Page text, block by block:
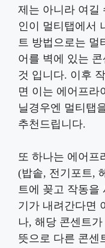
제는 아니라 여길
인이 멀티탭에서
트 방법으로는 멀
어를 벽에 있는
것 입니다. 이후
면 이는 에어프라
닐경우엔 멀티탭
추천드립니다.
또 하나는 에어프
(밥솥, 전기포트,
트에 꽂고 작동을
기가 내려간다면
나, 해당 콘센트
뜻으로 다른 콘센